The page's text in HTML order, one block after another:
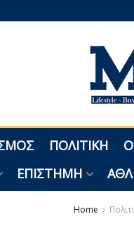
ΠΟΛΙΤΙΚΉ
ΕΠΙΣΤΉΜΗ
Home